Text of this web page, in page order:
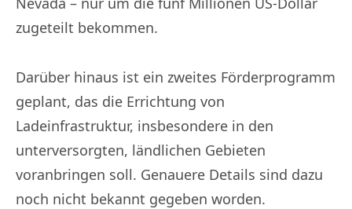
zugeteilt bekommen.
Darüber hinaus ist ein zweites Förderprogramm
geplant, das die Errichtung von
Ladeinfrastruktur, insbesondere in den
unterversorgten, ländlichen Gebieten
voranbringen soll. Genauere Details sind dazu
noch nicht bekannt gegeben worden.